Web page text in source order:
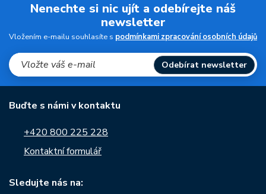
Nenechte si nic ujít a odebírejte náš
newsletter
Vložením e-mailu souhlasíte s podmínkami zpracování osobních údajů
Odebírat newsletter
Buďte s námi v kontaktu
+420 800 225 228
Kontaktní formulář
Sledujte nás na: